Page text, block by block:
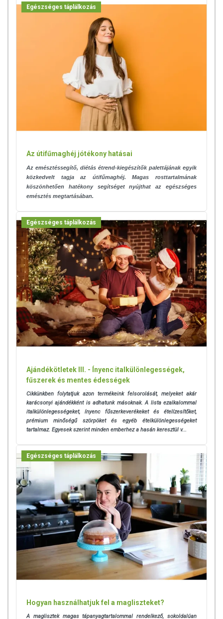
Egészséges táplálkozás
Az útifűmaghéj jótékony hatásai
Az emésztéssegítő, diétás étrend-kiegészítők palettájának egyik
közkedvelt tagja az útifűmaghéj. Magas rosttartalmának
köszönhetően hatékony segítséget nyújthat az egészséges
emésztés megtartásában.
Egészséges táplálkozás
Ajándékötletek III. - Ínyenc italkülönlegességek,
fűszerek és mentes édességek
Cikkünkben folytatjuk azon termékeink felsorolását, melyeket akár
karácsonyi ajándékként is adhatunk másoknak. A lista ezalkalommal
italkülönlegességeket, ínyenc fűszerkeverékeket és ételízesítőket,
prémium minőségű szörpöket és egyéb ételkülönlegességeket
tartalmaz. Egyesek szerint minden emberhez a hasán keresztül v...
Egészséges táplálkozás
Hogyan használhatjuk fel a magliszteket?
A maglisztek magas tápanyagtartalommal rendelkező, sokoldalúan